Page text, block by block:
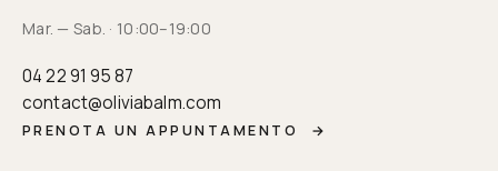
Mar. — Sab. · 10:00–19:00
04 22 91 95 87
contact@oliviabalm.com
PRENOTA UN APPUNTAMENTO →